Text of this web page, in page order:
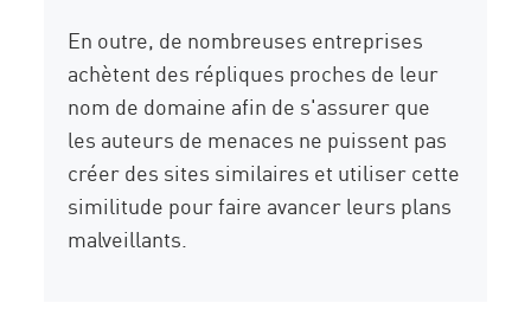
En outre, de nombreuses entreprises
achètent des répliques proches de leur
nom de domaine afin de s'assurer que
les auteurs de menaces ne puissent pas
créer des sites similaires et utiliser cette
similitude pour faire avancer leurs plans
malveillants.